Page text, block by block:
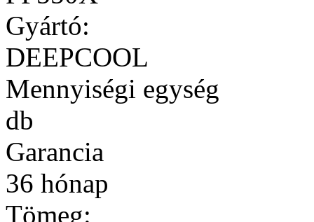
Gyártó:
DEEPCOOL
Mennyiségi egység
db
Garancia
36 hónap
Tömeg: